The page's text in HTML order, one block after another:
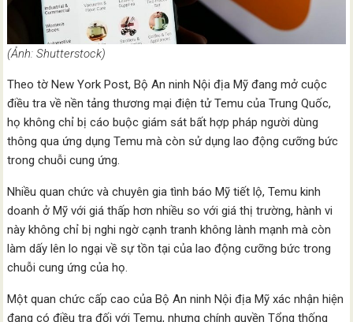
(Ảnh: Shutterstock)
Theo tờ New York Post, Bộ An ninh Nội địa Mỹ đang mở cuộc
điều tra về nền tảng thương mại điện tử Temu của Trung Quốc,
họ không chỉ bị cáo buộc giám sát bất hợp pháp người dùng
thông qua ứng dụng Temu mà còn sử dụng lao động cưỡng bức
trong chuỗi cung ứng.
Nhiều quan chức và chuyên gia tình báo Mỹ tiết lộ, Temu kinh
doanh ở Mỹ với giá thấp hơn nhiều so với giá thị trường, hành vi
này không chỉ bị nghi ngờ cạnh tranh không lành mạnh mà còn
làm dấy lên lo ngại về sự tồn tại của lao động cưỡng bức trong
chuỗi cung ứng của họ.
Một quan chức cấp cao của Bộ An ninh Nội địa Mỹ xác nhận hiện
đang có điều tra đối với Temu, nhưng chính quyền Tổng thống